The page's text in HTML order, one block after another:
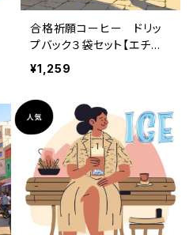
合格祈願コーヒー ドリッ
プバック３袋セット【エチオ
ピアのスペシャルティ】
¥1,259